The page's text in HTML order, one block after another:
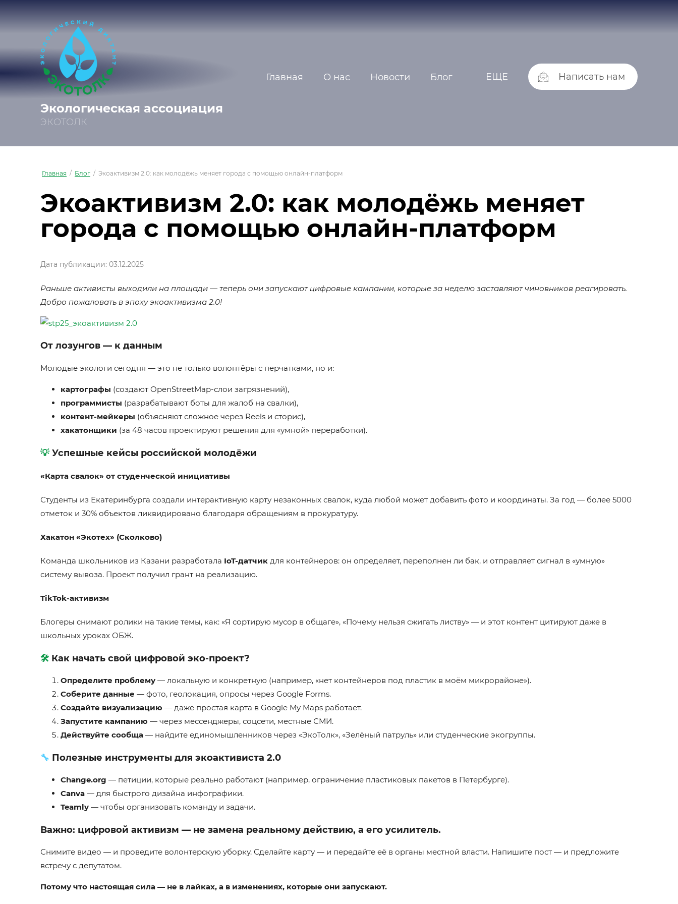
Экологическая ассоциация
ЭКОТОЛК
Главная О нас Новости Блог ЕЩЕ Написать нам
Главная / Блог / Экоактивизм 2.0: как молодёжь меняет города с помощью онлайн-платформ
Экоактивизм 2.0: как молодёжь меняет
города с помощью онлайн-платформ
Дата публикации: 03.12.2025
Раньше активисты выходили на площади — теперь они запускают цифровые кампании, которые за неделю заставляют чиновников реагировать.
Добро пожаловать в эпоху экоактивизма 2.0!
От лозунгов — к данным
Молодые экологи сегодня — это не только волонтёры с перчатками, но и:
картографы (создают OpenStreetMap-слои загрязнений),
программисты (разрабатывают боты для жалоб на свалки),
контент-мейкеры (объясняют сложное через Reels и сторис),
хакатонщики (за 48 часов проектируют решения для «умной» переработки).
💡Успешные кейсы российской молодёжи
«Карта свалок» от студенческой инициативы
Студенты из Екатеринбурга создали интерактивную карту незаконных свалок, куда любой может добавить фото и координаты. За год — более 5000
отметок и 30% объектов ликвидировано благодаря обращениям в прокуратуру.
Хакатон «Экотех» (Сколково)
Команда школьников из Казани разработала IoT-датчик для контейнеров: он определяет, переполнен ли бак, и отправляет сигнал в «умную»
систему вывоза. Проект получил грант на реализацию.
TikTok-активизм
Блогеры снимают ролики на такие темы, как: «Я сортирую мусор в общаге», «Почему нельзя сжигать листву» — и этот контент цитируют даже в
школьных уроках ОБЖ.
🛠️ Как начать свой цифровой эко-проект?
Определите проблему — локальную и конкретную (например, «нет контейнеров под пластик в моём микрорайоне»).
Соберите данные — фото, геолокация, опросы через Google Forms.
Создайте визуализацию — даже простая карта в Google My Maps работает.
Запустите кампанию — через мессенджеры, соцсети, местные СМИ.
Действуйте сообща — найдите единомышленников через «ЭкоТолк», «Зелёный патруль» или студенческие экогруппы.
🔧 Полезные инструменты для экоактивиста 2.0
Change.org — петиции, которые реально работают (например, ограничение пластиковых пакетов в Петербурге).
Canva — для быстрого дизайна инфографики.
Teamly — чтобы организовать команду и задачи.
Важно: цифровой активизм — не замена реальному действию, а его усилитель.
Снимите видео — и проведите волонтерскую уборку. Сделайте карту — и передайте её в органы местной власти. Напишите пост — и предложите
встречу с депутатом.
Потому что настоящая сила — не в лайках, а в изменениях, которые они запускают.